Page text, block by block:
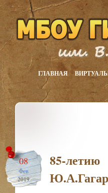
ГЛАВНАЯ
08
Фев
2019
85-